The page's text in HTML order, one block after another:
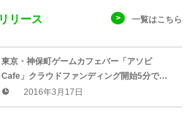
リース 一覧はこちら
東京・神保町ゲームカフェバー「アソビ
Cafe」クラウドファンディング開始5分で目
標金額達成、初日で200％の¥1,000,000到
達！新ストレッチゴール設定も。
2016年3月17日